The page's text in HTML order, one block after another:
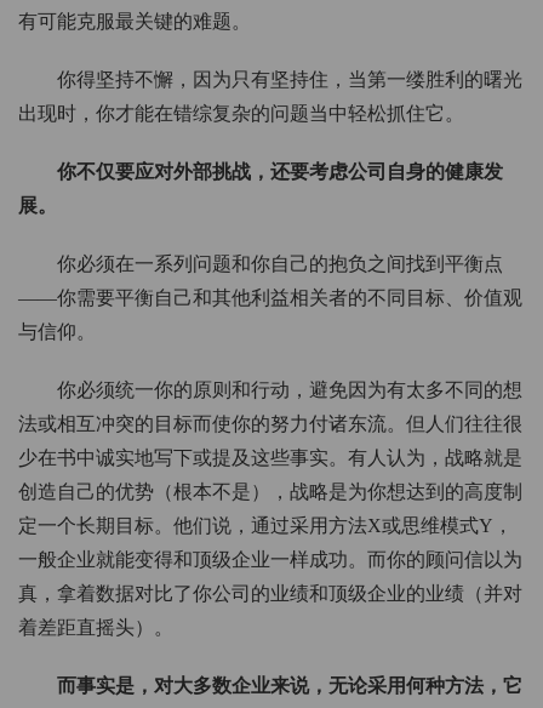
有可能克服最关键的难题。
你得坚持不懈，因为只有坚持住，当第一缕胜利的曙光
出现时，你才能在错综复杂的问题当中轻松抓住它。
你不仅要应对外部挑战，还要考虑公司自身的健康发
展。
你必须在一系列问题和你自己的抱负之间找到平衡点
——你需要平衡自己和其他利益相关者的不同目标、价值观
与信仰。
你必须统一你的原则和行动，避免因为有太多不同的想
法或相互冲突的目标而使你的努力付诸东流。但人们往往很
少在书中诚实地写下或提及这些事实。有人认为，战略就是
创造自己的优势（根本不是），战略是为你想达到的高度制
定一个长期目标。他们说，通过采用方法X或思维模式Y，
一般企业就能变得和顶级企业一样成功。而你的顾问信以为
真，拿着数据对比了你公司的业绩和顶级企业的业绩（并对
着差距直摇头）。
而事实是，对大多数企业来说，无论采用何种方法，它